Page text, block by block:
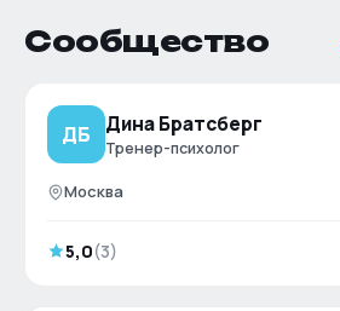
Сообщество
ДБ Дина Братсберг
Тренер-психолог
Москва
5,0(3)